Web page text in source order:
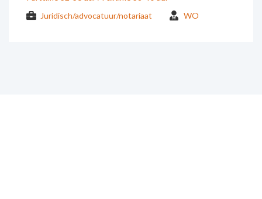
Juridisch/advocatuur/notariaat
WO